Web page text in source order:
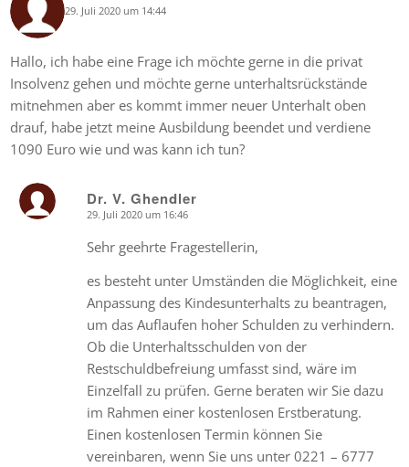
says: 29. Juli 2020 um 14:44
Hallo, ich habe eine Frage ich möchte gerne in die privat
Insolvenz gehen und möchte gerne unterhaltsrückstände
mitnehmen aber es kommt immer neuer Unterhalt oben
drauf, habe jetzt meine Ausbildung beendet und verdiene
1090 Euro wie und was kann ich tun?
Dr. V. Ghendler
29. Juli 2020 um 16:46
Sehr geehrte Fragestellerin,
es besteht unter Umständen die Möglichkeit, eine
Anpassung des Kindesunterhalts zu beantragen,
um das Auflaufen hoher Schulden zu verhindern.
Ob die Unterhaltsschulden von der
Restschuldbefreiung umfasst sind, wäre im
Einzelfall zu prüfen. Gerne beraten wir Sie dazu
im Rahmen einer kostenlosen Erstberatung.
Einen kostenlosen Termin können Sie
vereinbaren, wenn Sie uns unter 0221 – 6777